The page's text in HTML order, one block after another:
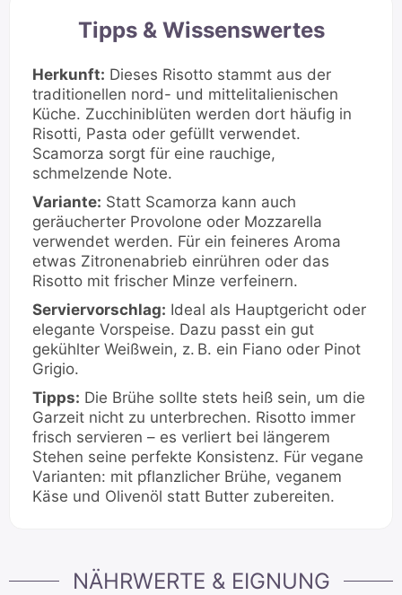
Tipps & Wissenswertes
Herkunft: Dieses Risotto stammt aus der
traditionellen nord- und mittelitalienischen
Küche. Zucchiniblüten werden dort häufig in
Risotti, Pasta oder gefüllt verwendet.
Scamorza sorgt für eine rauchige,
schmelzende Note.
Variante: Statt Scamorza kann auch
geräucherter Provolone oder Mozzarella
verwendet werden. Für ein feineres Aroma
etwas Zitronenabrieb einrühren oder das
Risotto mit frischer Minze verfeinern.
Serviervorschlag: Ideal als Hauptgericht oder
elegante Vorspeise. Dazu passt ein gut
gekühlter Weißwein, z. B. ein Fiano oder Pinot
Grigio.
Tipps: Die Brühe sollte stets heiß sein, um die
Garzeit nicht zu unterbrechen. Risotto immer
frisch servieren – es verliert bei längerem
Stehen seine perfekte Konsistenz. Für vegane
Varianten: mit pflanzlicher Brühe, veganem
Käse und Olivenöl statt Butter zubereiten.
NÄHRWERTE & EIGNUNG